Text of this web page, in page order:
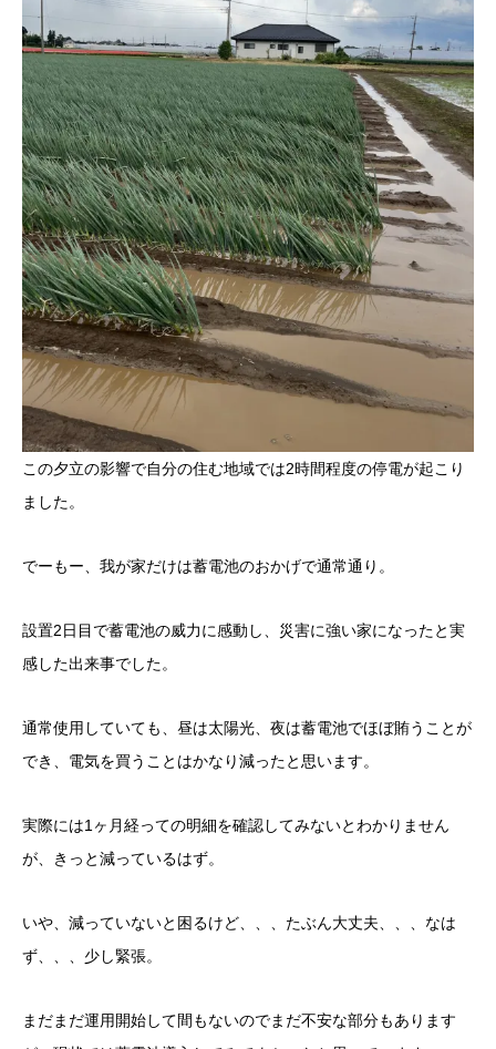
この夕立の影響で自分の住む地域では2時間程度の停電が起こり
ました。
でーもー、我が家だけは蓄電池のおかげで通常通り。
設置2日目で蓄電池の威力に感動し、災害に強い家になったと実
感した出来事でした。
通常使用していても、昼は太陽光、夜は蓄電池でほぼ賄うことが
でき、電気を買うことはかなり減ったと思います。
実際には1ヶ月経っての明細を確認してみないとわかりません
が、きっと減っているはず。
いや、減っていないと困るけど、、、たぶん大丈夫、、、なは
ず、、、少し緊張。
まだまだ運用開始して間もないのでまだ不安な部分もあります